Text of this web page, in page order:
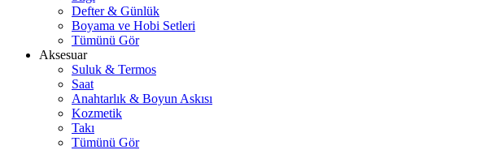
Defter & Günlük
Boyama ve Hobi Setleri
Tümünü Gör
Aksesuar
Suluk & Termos
Saat
Anahtarlık & Boyun Askısı
Kozmetik
Takı
Tümünü Gör